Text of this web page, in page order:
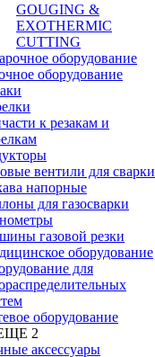
GOUGING &
EXOTHERMIC
CUTTING
оборудование
к резакам и
вентили для сварки
напорные
для газосварки
газовой резки
оборудование
для
оборудование
2